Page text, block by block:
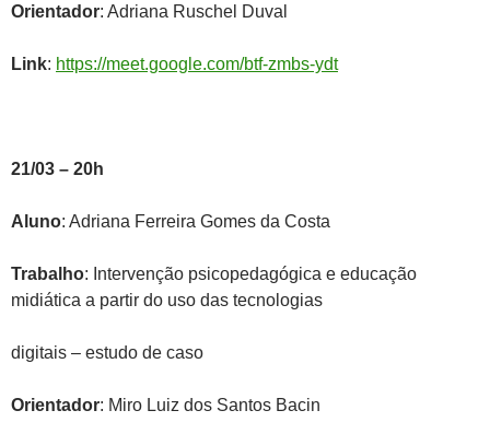
Orientador: Adriana Ruschel Duval
Link: https://meet.google.com/btf-zmbs-ydt
21/03 – 20h
Aluno: Adriana Ferreira Gomes da Costa
Trabalho: Intervenção psicopedagógica e educação
midiática a partir do uso das tecnologias
digitais – estudo de caso
Orientador: Miro Luiz dos Santos Bacin